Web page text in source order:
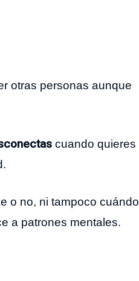
otras personas aunque
cuando quieres
o no, ni tampoco cuándo
a patrones mentales.